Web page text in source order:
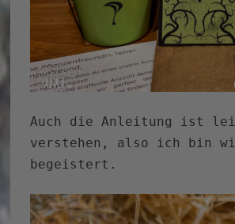
Auch die Anleitung ist
verstehen, also ich bin
begeistert.